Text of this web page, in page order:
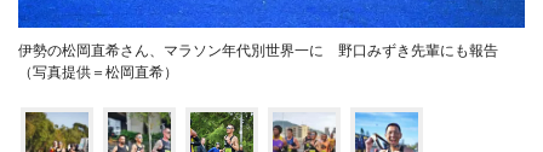
伊勢の松岡直希さん、マラソン年代別世界一に 野口みずき先輩にも報告
（写真提供＝松岡直希）